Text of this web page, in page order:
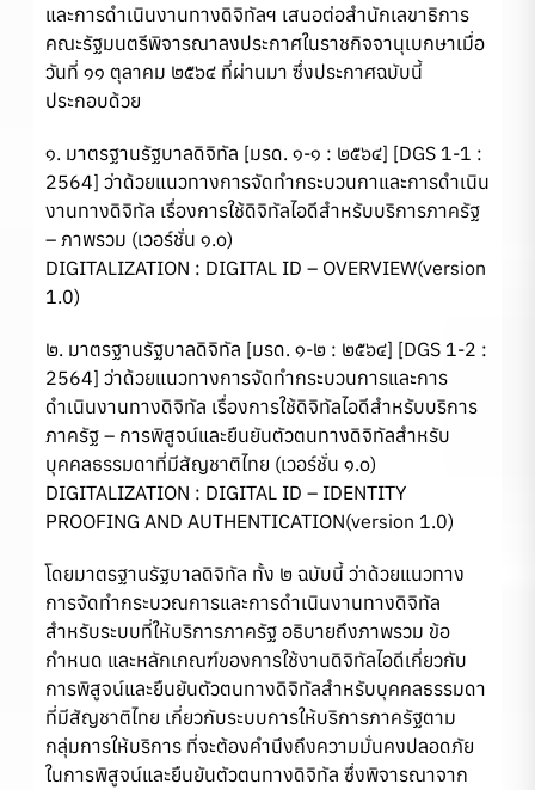
และการดำเนินงานทางดิจิทัลฯ เสนอต่อสำนักเลขาธิการ
คณะรัฐมนตรีพิจารณาลงประกาศในราชกิจจานุเบกษาเมื่อ
วันที่ ๑๑ ตุลาคม ๒๕๖๔ ที่ผ่านมา ซึ่งประกาศฉบับนี้
ประกอบด้วย
๑. มาตรฐานรัฐบาลดิจิทัล [มรด. ๑-๑ : ๒๕๖๔] [DGS 1-1 :
2564] ว่าด้วยแนวทางการจัดทำกระบวนกาและการดำเนิน
งานทางดิจิทัล เรื่องการใช้ดิจิทัลไอดีสำหรับบริการภาครัฐ
– ภาพรวม (เวอร์ชั่น ๑.๐)
DIGITALIZATION : DIGITAL ID – OVERVIEW(version
1.0)
๒. มาตรฐานรัฐบาลดิจิทัล [มรด. ๑-๒ : ๒๕๖๔] [DGS 1-2 :
2564] ว่าด้วยแนวทางการจัดทำกระบวนการและการ
ดำเนินงานทางดิจิทัล เรื่องการใช้ดิจิทัลไอดีสำหรับบริการ
ภาครัฐ – การพิสูจน์และยืนยันตัวตนทางดิจิทัลสำหรับ
บุคคลธรรมดาที่มีสัญชาติไทย (เวอร์ชั่น ๑.๐)
DIGITALIZATION : DIGITAL ID – IDENTITY
PROOFING AND AUTHENTICATION(version 1.0)
โดยมาตรฐานรัฐบาลดิจิทัล ทั้ง ๒ ฉบับนี้ ว่าด้วยแนวทาง
การจัดทำกระบวณการและการดำเนินงานทางดิจิทัล
สำหรับระบบที่ให้บริการภาครัฐ อธิบายถึงภาพรวม ข้อ
กำหนด และหลักเกณฑ์ของการใช้งานดิจิทัลไอดีเกี่ยวกับ
การพิสูจน์และยืนยันตัวตนทางดิจิทัลสำหรับบุคคลธรรมดา
ที่มีสัญชาติไทย เกี่ยวกับระบบการให้บริการภาครัฐตาม
กลุ่มการให้บริการ ที่จะต้องคำนึงถึงความมั่นคงปลอดภัย
ในการพิสูจน์และยืนยันตัวตนทางดิจิทัล ซึ่งพิจารณาจาก